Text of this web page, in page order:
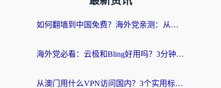
如何翻墙到中国免费？海外党亲测：从踩坑到选对加速器的全攻略
海外党必看：云极和Bling好用吗？3分钟教你选对回国加速器
从澳门用什么VPN访问国内？3个实用标准帮你避开坑，无缝刷剧听歌